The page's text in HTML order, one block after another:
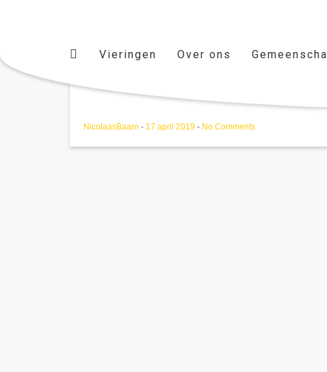
Vieringen Over ons
NicolaasBaarn - 17 april 2019 - No Comments